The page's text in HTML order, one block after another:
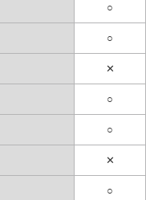
○
○
✕
○
○
✕
○